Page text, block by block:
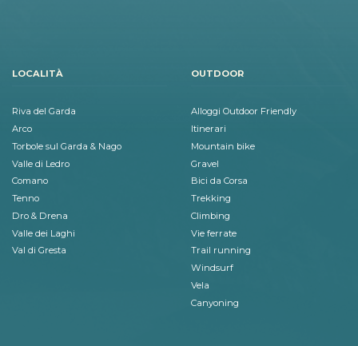
LOCALITÀ
Riva del Garda
Arco
Torbole sul Garda & Nago
Valle di Ledro
Comano
Tenno
Dro & Drena
Valle dei Laghi
Val di Gresta
OUTDOOR
Alloggi Outdoor Friendly
Itinerari
Mountain bike
Gravel
Bici da Corsa
Trekking
Climbing
Vie ferrate
Trail running
Windsurf
Vela
Canyoning